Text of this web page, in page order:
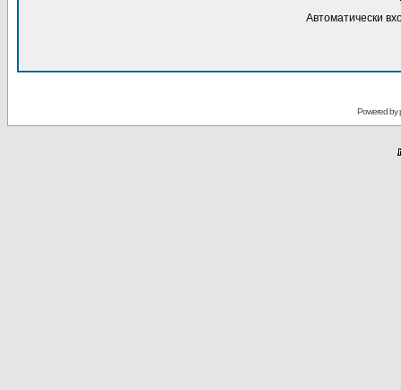
Автоматически
Powered by